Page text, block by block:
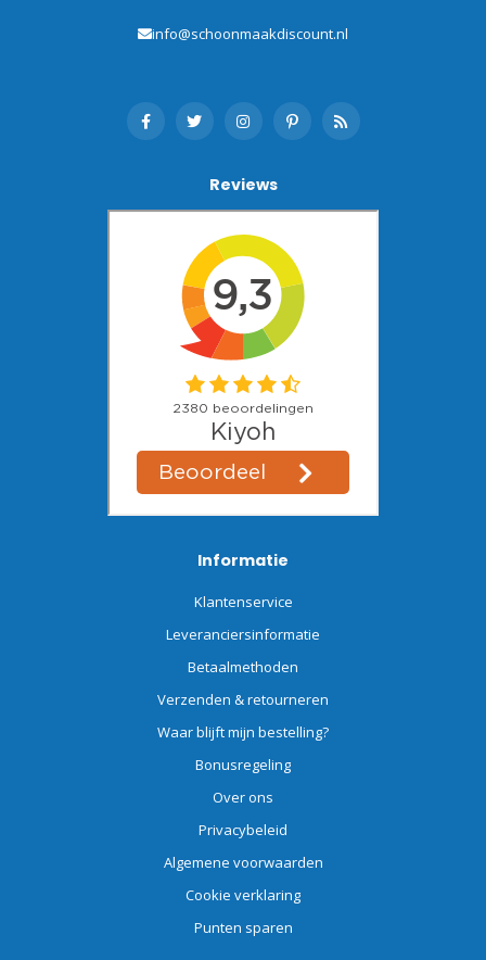
info@schoonmaakdiscount.nl
Reviews
Informatie
Klantenservice
Leveranciersinformatie
Betaalmethoden
Verzenden & retourneren
Waar blijft mijn bestelling?
Bonusregeling
Over ons
Privacybeleid
Algemene voorwaarden
Cookie verklaring
Punten sparen